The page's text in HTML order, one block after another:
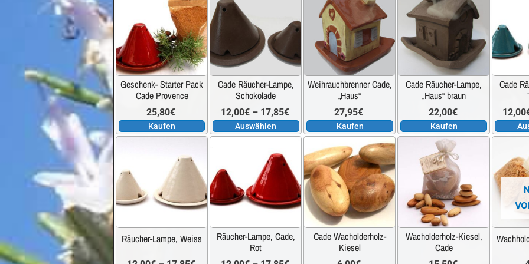
bis
9,65€
Produktseite
gewählt
werden
Geschenk- Starter Pack
Cade Provence
25,80€
Kaufen
Cade Räucher-Lampe,
Schokolade
12,00€ – 17,85€Preisspanne:
12,00€
bis
17,85€
Auswählen
Produkt
weist
mehrere
Varianten
Die
Optionen
können
auf
der
Produktseite
gewählt
werden
Weihrauchbrenner Cade,
„Haus“
27,95€
Kaufen
Cade Räucher-Lampe,
„Haus“ braun
22,00€
Kaufen
Cade
12,00
Räucher-Lampe, Weiss
weist
mehrere
Varianten
auf.
DieRäucher-Lampe, Cade,
Rot
Produkt
weist
mehrere
Varianten
auf.
DieCade Wacholderholz-
Kiesel
Wacholderholz-Kiesel,
Cade